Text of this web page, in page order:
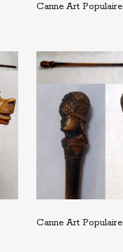
Canne Art Populaire
Canne Art Populaire